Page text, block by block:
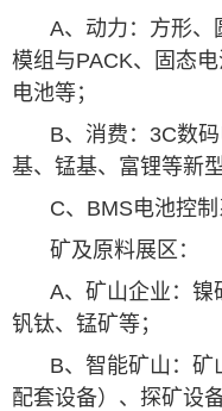
A、动力：方形、
模组与PACK、固态
电池等；
B、消费：3C数
基、锰基、富锂等新型
C、BMS电池控
矿及原料展区：
A、矿山企业：镍
钒钛、锰矿等；
B、智能矿山：矿
配套设备）、探矿设